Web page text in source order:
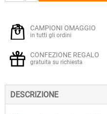
CAMPIONI OMAGGIO
in tutti gli ordini
CONFEZIONE REGALO
gratuita su richiesta
DESCRIZIONE